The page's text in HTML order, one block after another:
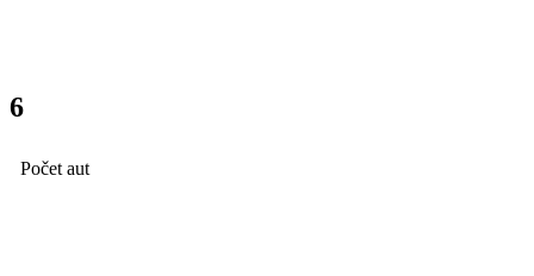
6
Počet aut